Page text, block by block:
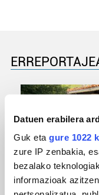
Datuen erabilera
Guk eta gure 1022
zure IP zenbakia,
bezalako
informazioak